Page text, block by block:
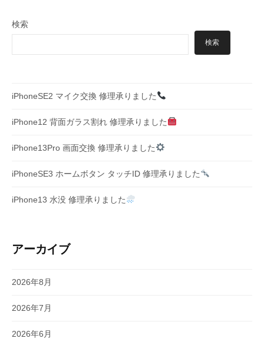
送
検索
検索
iPhoneSE2 マイク交換 修理承りました
iPhone12 背面ガラス割れ 修理承りました
iPhone13Pro 画面交換 修理承りました
iPhoneSE3 ホームボタン タッチID 修理承りました
iPhone13 水没 修理承りました
アーカイブ
2026年8月
2026年7月
2026年6月